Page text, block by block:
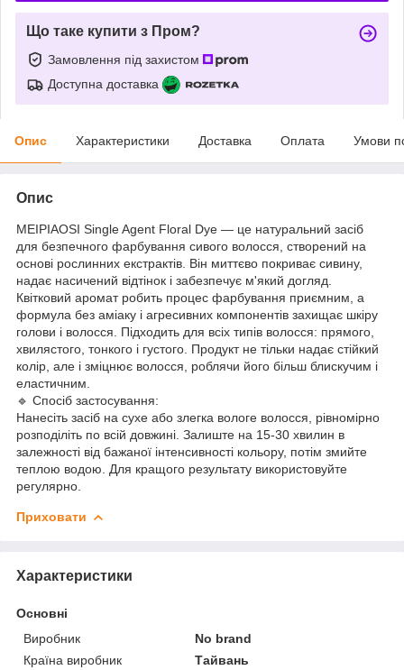
Що таке купити з Пром?
Замовлення під захистом
Доступна доставка
Опис Характеристики Доставка Оплата Умови
Опис
MEIPIAOSI Single Agent Floral Dye — це натуральний засіб
для безпечного фарбування сивого волосся, створений на
основі рослинних екстрактів. Він миттєво покриває сивину,
надає насичений відтінок і забезпечує м'який догляд.
Квітковий аромат робить процес фарбування приємним, а
формула без аміаку і агресивних компонентів захищає шкіру
голови і волосся. Підходить для всіх типів волосся: прямого,
хвилястого, тонкого і густого. Продукт не тільки надає стійкий
колір, але і зміцнює волосся, роблячи його більш блискучим і
еластичним.
🔹 Спосіб застосування:
Нанесіть засіб на сухе або злегка вологе волосся, рівномірно
розподіліть по всій довжині. Залиште на 15-30 хвилин в
залежності від бажаної інтенсивності кольору, потім змийте
теплою водою. Для кращого результату використовуйте
регулярно.
Приховати
Характеристики
Основні
Виробник
No brand
Країна виробник
Тайвань